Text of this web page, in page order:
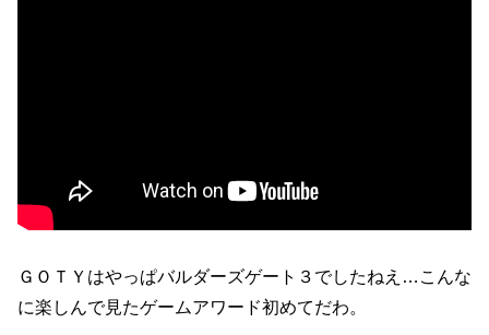
ＧＯＴＹはやっぱバルダーズゲート３でしたねえ…こんな
に楽しんで見たゲームアワード初めてだわ。